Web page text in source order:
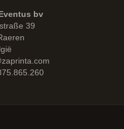
bv
39